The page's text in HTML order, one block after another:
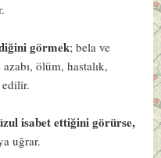
görmek; bela ve
ölüm, hastalık,
edilir.
isabet ettiğini görürse,
uğrar.